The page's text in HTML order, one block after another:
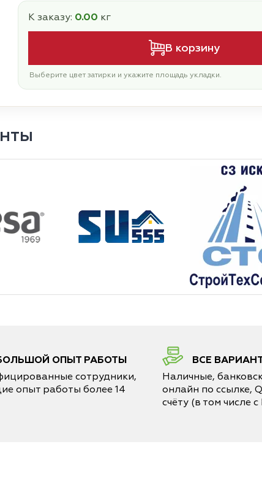
К заказу: 0.00 кг
В корзину
Выберите цвет затирки и укажите площадь укладки.
ОПЫТ РАБОТЫ
сотрудники,
опыт работы более 14
ВСЕ
Наличные,
онлайн по ссылке,
счёту (в том числе